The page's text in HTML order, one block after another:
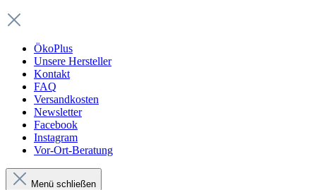
ÖkoPlus
Unsere Hersteller
Kontakt
FAQ
Versandkosten
Newsletter
Facebook
Instagram
Vor-Ort-Beratung
Menü schließen